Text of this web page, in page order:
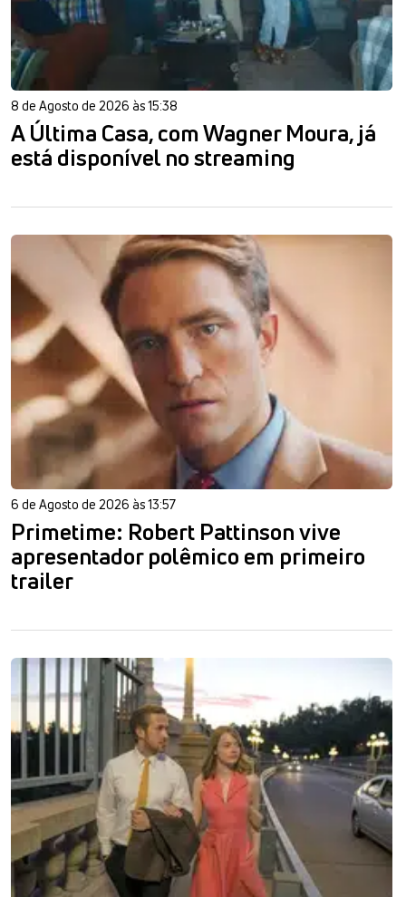
8 de Agosto de 2026 às 15:38
A Última Casa, com Wagner Moura, já
está disponível no streaming
6 de Agosto de 2026 às 13:57
Primetime: Robert Pattinson vive
apresentador polêmico em primeiro
trailer